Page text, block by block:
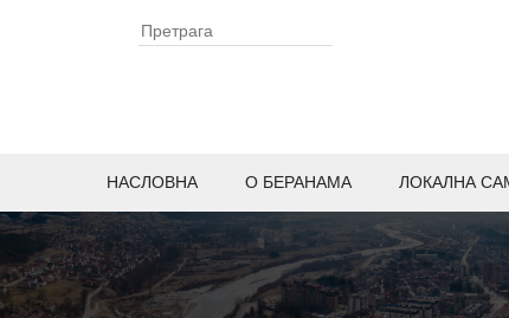
НАСЛОВНА O БЕРАНАМА ЛОКАЛНА